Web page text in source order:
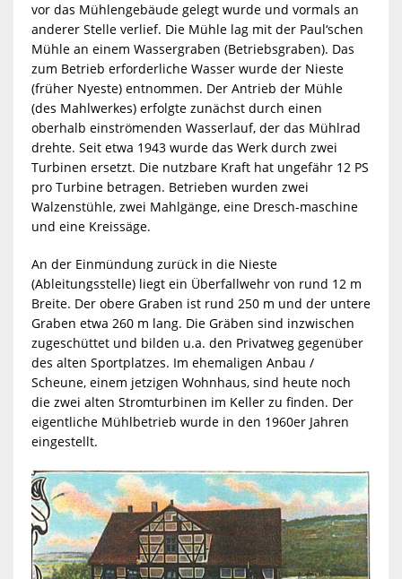
vor das Mühlengebäude gelegt wurde und vormals an
anderer Stelle verlief. Die Mühle lag mit der Paul‘schen
Mühle an einem Wassergraben (Betriebsgraben). Das
zum Betrieb erforderliche Wasser wurde der Nieste
(früher Nyeste) entnommen. Der Antrieb der Mühle
(des Mahlwerkes) erfolgte zunächst durch einen
oberhalb einströmenden Wasserlauf, der das Mühlrad
drehte. Seit etwa 1943 wurde das Werk durch zwei
Turbinen ersetzt. Die nutzbare Kraft hat ungefähr 12 PS
pro Turbine betragen. Betrieben wurden zwei
Walzenstühle, zwei Mahlgänge, eine Dresch-maschine
und eine Kreissäge.
An der Einmündung zurück in die Nieste
(Ableitungsstelle) liegt ein Überfallwehr von rund 12 m
Breite. Der obere Graben ist rund 250 m und der untere
Graben etwa 260 m lang. Die Gräben sind inzwischen
zugeschüttet und bilden u.a. den Privatweg gegenüber
des alten Sportplatzes. Im ehemaligen Anbau /
Scheune, einem jetzigen Wohnhaus, sind heute noch
die zwei alten Stromturbinen im Keller zu finden. Der
eigentliche Mühlbetrieb wurde in den 1960er Jahren
eingestellt.